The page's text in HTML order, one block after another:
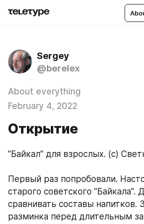
Sergey
@berelex
About everything
February 4, 2022
Открытие
"Байкал" для взрослых. (с)
Первый раз попробовали.
старого советского "Байкала".
сравнивать составы напитков.
разминка перед длительным